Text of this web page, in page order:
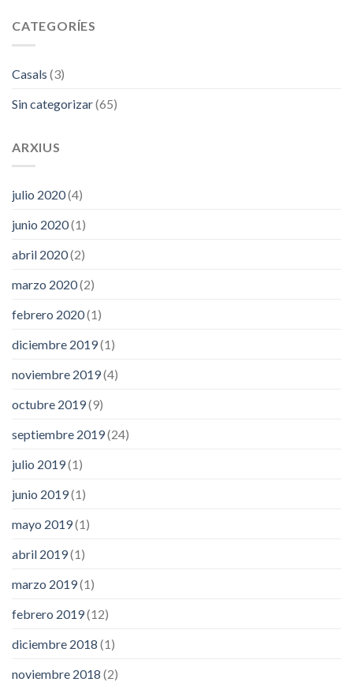
CATEGORÍES
Casals (3)
Sin categorizar(65)
ARXIUS
julio 2020(4)
junio 2020(1)
abril 2020(2)
marzo 2020(2)
febrero 2020(1)
diciembre 2019(1)
noviembre 2019(4)
octubre 2019(9)
septiembre 2019(24)
julio 2019(1)
junio 2019(1)
mayo 2019(1)
abril 2019(1)
marzo 2019(1)
febrero 2019(12)
diciembre 2018 (1)
noviembre 2018 (2)